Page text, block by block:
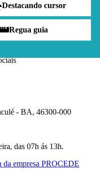
Destacando cursor
Regua guia
- BA, 46300-000
das 07h ás 13h.